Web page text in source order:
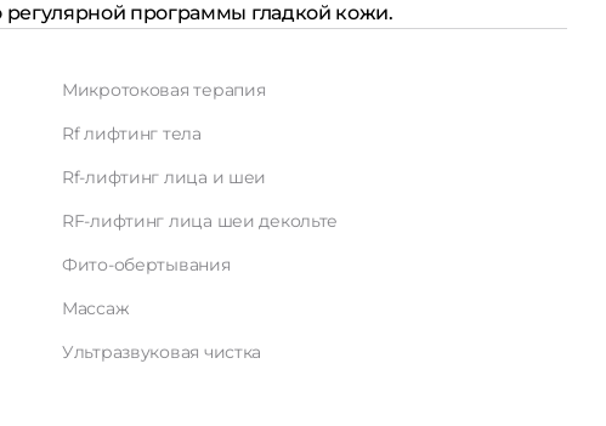
программы гладкой кожи.
Микротоковая терапия
Rf лифтинг тела
Rf-лифтинг лица и шеи
RF-лифтинг лица шеи декольте
Фито-обертывания
Массаж
Ультразвуковая чистка